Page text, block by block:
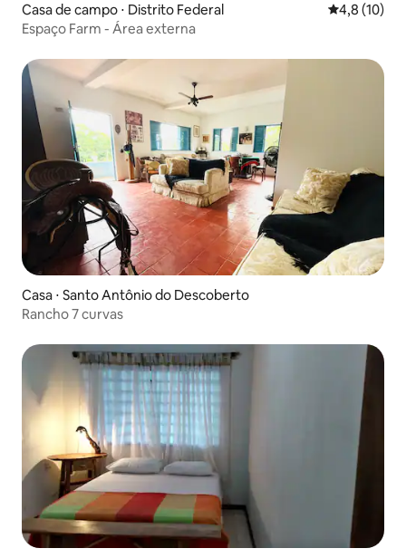
Casa de campo ⋅ Distrito Federal 4,8 de uma
4,8 (10)
Espaço Farm - Área externa
Casa ⋅ Santo Antônio do Descoberto
Rancho 7 curvas